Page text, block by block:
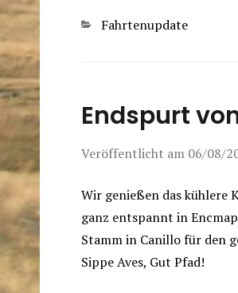
Kategorien
Fahrtenupdate
Endspurt
Veröffentlicht am 06/08/
Wir genießen das kühlere
ganz entspannt in
Stamm in Canillo für den
Sippe Aves, Gut Pfad!